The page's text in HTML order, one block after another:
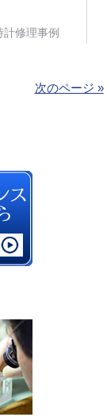
次のページ »